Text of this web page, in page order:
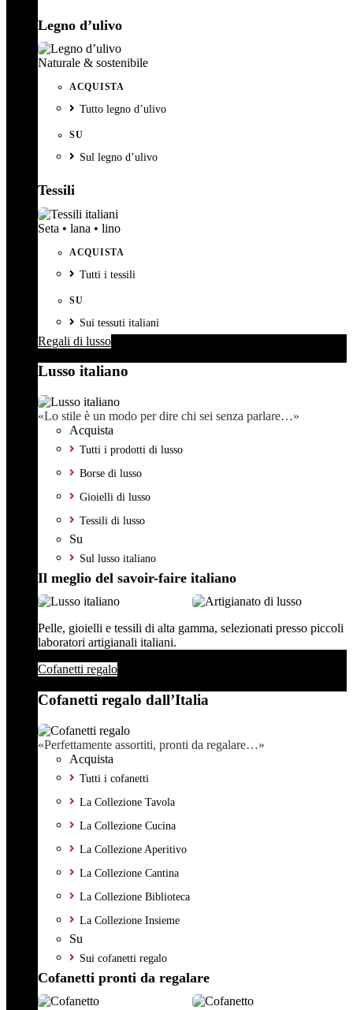
Legno d’ulivo
Naturale & sostenibile
ACQUISTA
Tutto legno d’ulivo
SU
Sul legno d’ulivo
Tessili
Seta • lana • lino
ACQUISTA
Tutti i tessili
SU
Sui tessuti italiani
Regali di lusso
Lusso italiano
«Lo stile è un modo per dire chi sei senza parlare…»
Acquista
Tutti i prodotti di lusso
Borse di lusso
Gioielli di lusso
Tessili di lusso
Su
Sul lusso italiano
Il meglio del savoir-faire italiano
Pelle, gioielli e tessili di alta gamma, selezionati presso piccoli
laboratori artigianali italiani.
Cofanetti regalo
Cofanetti regalo dall’Italia
«Perfettamente assortiti, pronti da regalare…»
Acquista
Tutti i cofanetti
La Collezione Tavola
La Collezione Cucina
La Collezione Aperitivo
La Collezione Cantina
La Collezione Biblioteca
La Collezione Insieme
Su
Sui cofanetti regalo
Cofanetti pronti da regalare